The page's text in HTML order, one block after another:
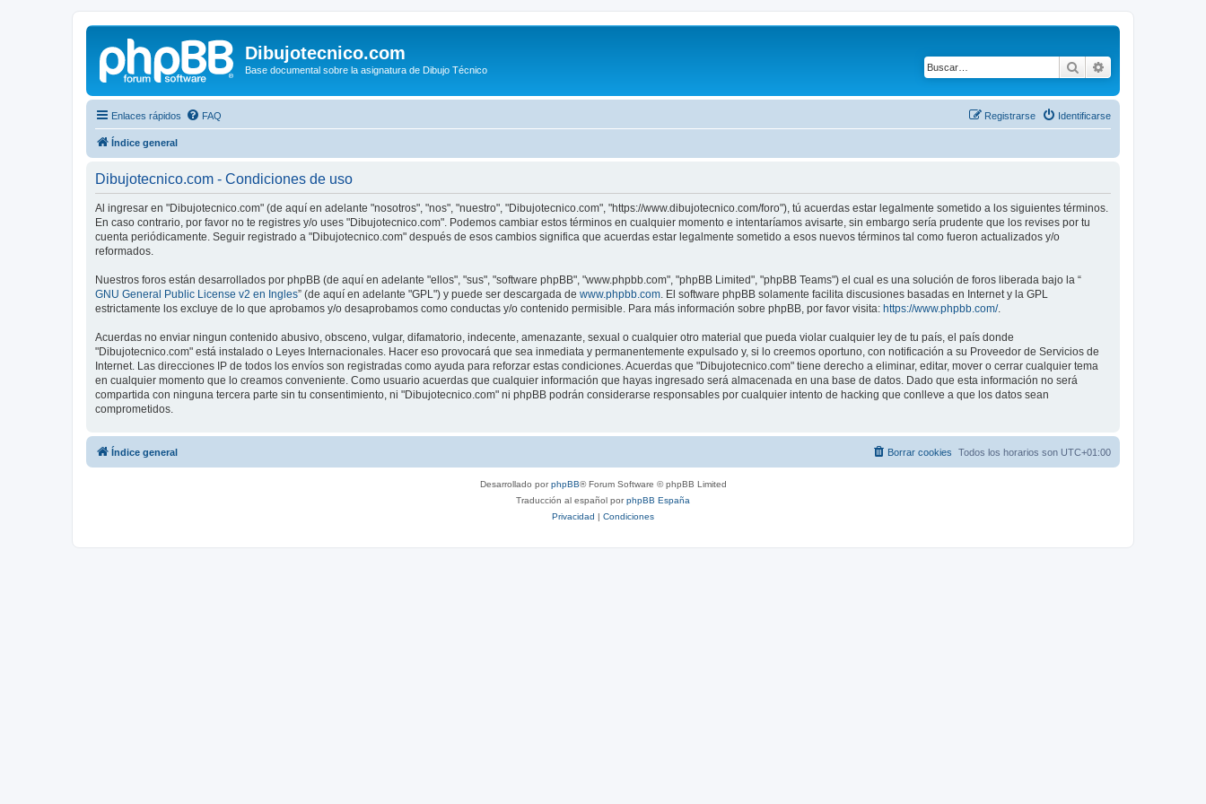
Dibujotecnico.com
Base documental sobre la asignatura de Dibujo Técnico Buscar
Enlaces rápidos FAQ Identificarse
Registrarse
Índice general
Dibujotecnico.com - Condiciones de uso
Al ingresar en "Dibujotecnico.com" (de aquí en adelante "nosotros", "nos", "nuestro", "Dibujotecnico.com", "https://www.dibujotecnico.com/foro"), tú acuerdas estar legalmente sometido a los siguientes términos.
En caso contrario, por favor no te registres y/o uses "Dibujotecnico.com". Podemos cambiar estos términos en cualquier momento e intentaríamos avisarte, sin embargo sería prudente que los revises por tu
cuenta periódicamente. Seguir registrado a "Dibujotecnico.com" después de esos cambios significa que acuerdas estar legalmente sometido a esos nuevos términos tal como fueron actualizados y/o
reformados.
Nuestros foros están desarrollados por phpBB (de aquí en adelante "ellos", "sus", "software phpBB", "www.phpbb.com", "phpBB Limited", "phpBB Teams") el cual es una solución de foros liberada bajo la “
GNU General Public License v2 en Ingles” (de aquí en adelante "GPL") y puede ser descargada de www.phpbb.com . El software phpBB solamente facilita discusiones basadas en Internet y la GPL
estrictamente los excluye de lo que aprobamos y/o desaprobamos como conductas y/o contenido permisible. Para más información sobre phpBB, por favor visita: https://www.phpbb.com/.
Acuerdas no enviar ningun contenido abusivo, obsceno, vulgar, difamatorio, indecente, amenazante, sexual o cualquier otro material que pueda violar cualquier ley de tu país, el país donde
"Dibujotecnico.com" está instalado o Leyes Internacionales. Hacer eso provocará que sea inmediata y permanentemente expulsado y, si lo creemos oportuno, con notificación a su Proveedor de Servicios de
Internet. Las direcciones IP de todos los envíos son registradas como ayuda para reforzar estas condiciones. Acuerdas que "Dibujotecnico.com" tiene derecho a eliminar, editar, mover o cerrar cualquier tema
en cualquier momento que lo creamos conveniente. Como usuario acuerdas que cualquier información que hayas ingresado será almacenada en una base de datos. Dado que esta información no será
compartida con ninguna tercera parte sin tu consentimiento, ni "Dibujotecnico.com" ni phpBB podrán considerarse responsables por cualquier intento de hacking que conlleve a que los datos sean
comprometidos.
Índice general Todos los horarios son UTC+01:00
Borrar cookies
Desarrollado porphpBB® Forum Software © phpBB Limited
Traducción al español porphpBB España
Privacidad | Condiciones